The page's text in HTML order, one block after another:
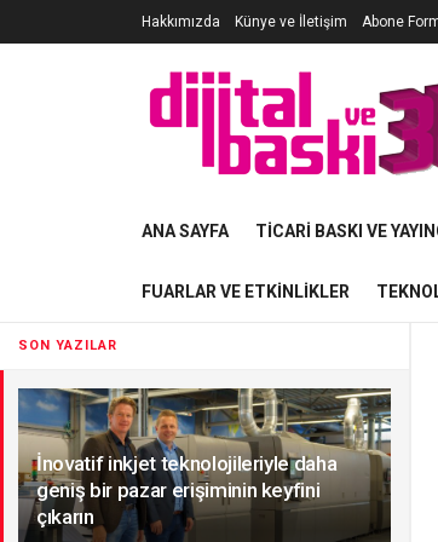
SON YAZILAR
İnovatif inkjet teknolojileriyle daha
geniş bir pazar erişiminin keyfini
çıkarın
Hakkımızda Künye ve İletişim Abone
ANA SAYFA TICARI BASKI VE
FUARLAR VE ETKINLIKLER